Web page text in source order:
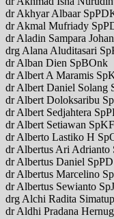
dr Akhyar Albaar
dr Akmal Mufriady
dr Aladin Sampara
drg Alana Aluditasari
dr Alban Dien SpBOnk
dr Albert A Maramis
dr Albert Daniel Solang
dr Albert Doloksaribu
dr Albert Sedjahtera
dr Albert Setiawan
dr Alberto Lastiko H
dr Albertus Ari
dr Albertus Daniel SpPD
dr Albertus Marcelino
dr Albertus Sewianto
drg Alchi Radita
dr Aldhi Pradana